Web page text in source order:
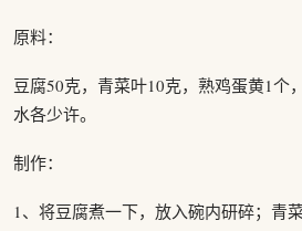
原料：
豆腐50克，青菜叶10克，熟鸡蛋黄1个
水各少许。
制作：
1、将豆腐煮一下，放入碗内研碎；青